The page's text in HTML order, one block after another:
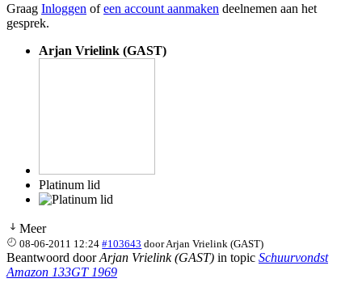
Graag Inloggen ofeen account aanmaken deelnemen aan het
gesprek.
Arjan Vrielink (GAST)
Platinum lid
Meer
08-06-2011 12:24 #103643 doorArjan Vrielink (GAST)
Beantwoord doorArjan Vrielink (GAST) in topic Schuurvondst
Amazon 133GT 1969